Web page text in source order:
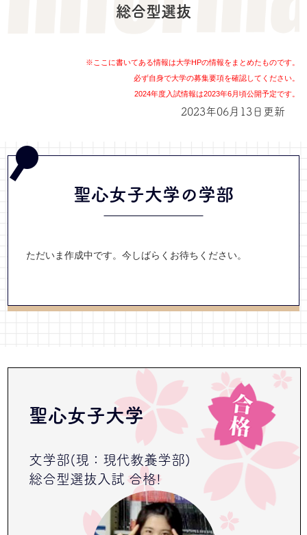
総合型選抜
※ここに書いてある情報は大学HPの情報をまとめたものです。
必ず自身で大学の募集要項を確認してください。
2024年度入試情報は2023年6月頃公開予定です。
2023年06月13日更新
聖心女子大学の学部
ただいま作成中です。今しばらくお待ちください。
聖心女子大学
文学部(現：現代教養学部)
総合型選抜入試 合格!